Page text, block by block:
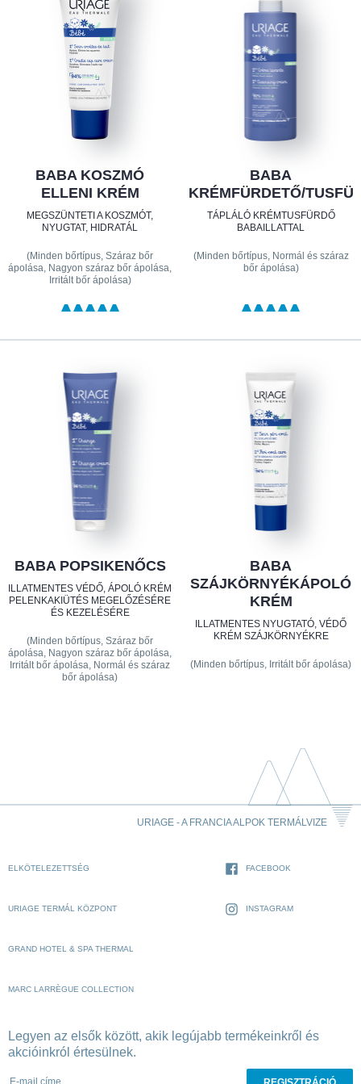
BABA KOSZMÓ
ELLENI KRÉM
MEGSZÜNTETI A KOSZMÓT,
NYUGTAT, HIDRATÁL
(Minden bőrtípus, Száraz bőr
ápolása, Nagyon száraz bőr ápolása,
Irritált bőr ápolása)
BABA
KRÉMFÜRDETŐ/
TÁPLÁLÓ KRÉMTUSFÜRDŐ
BABAILLATTAL
(Minden bőrtípus, Normál és száraz
bőr ápolása)
BABA POPSIKENŐCS
ILLATMENTES VÉDŐ, ÁPOLÓ KRÉM
PELENKAKIÜTÉS MEGELŐZÉSÉRE
ÉS KEZELÉSÉRE
(Minden bőrtípus, Száraz bőr
ápolása, Nagyon száraz bőr ápolása,
Irritált bőr ápolása, Normál és száraz
bőr ápolása)
BABA
SZÁJKÖRNYÉKÁPOLÓ
KRÉM
ILLATMENTES NYUGTATÓ, VÉDŐ
KRÉM SZÁJKÖRNYÉKRE
(Minden bőrtípus, Irritált bőr ápolása)
URIAGE - A FRANCIA ALPOK TERMÁLVIZE
ELKÖTELEZETTSÉG
URIAGE TERMÁL KÖZPONT
GRAND HOTEL & SPA THERMAL
MARC LARRÈGUE COLLECTION
FACEBOOK
INSTAGRAM
Legyen az elsők között, akik legújabb termékeinkről és
akcióinkról értesülnek.
E-mail címe